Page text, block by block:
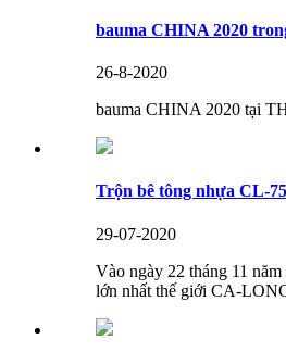
bauma CHINA 2020
26-8-2020
bauma CHINA 2020 tại
Trộn bê tông nhựa CL-
29-07-2020
Vào ngày 22 tháng 11
lớn nhất thế giới CA-